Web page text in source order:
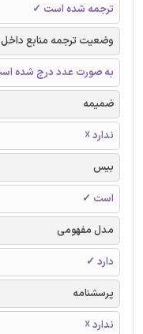
ترجمه شده است ✓
وضعیت ترجمه منابع
به صورت عدد درج شده
ضمیمه
ندارد ☓
بیس
است ✓
مدل مفهومی
دارد ✓
پرسشنامه
ندارد ☓